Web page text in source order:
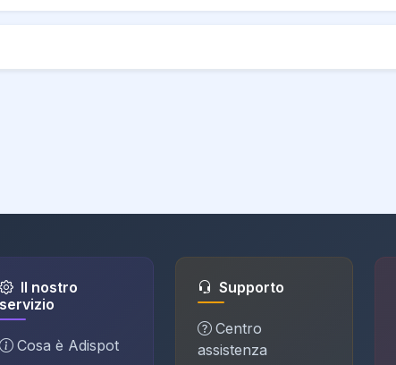
Il nostro
servizio
Cosa è Adispot
Supporto
Centro
assistenza